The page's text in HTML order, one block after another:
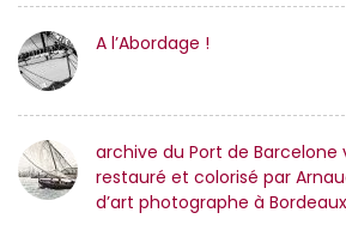
A l’Abordage !
archive du Port de Barcelone
restauré et colorisé par
d’art photographe à Bordeaux